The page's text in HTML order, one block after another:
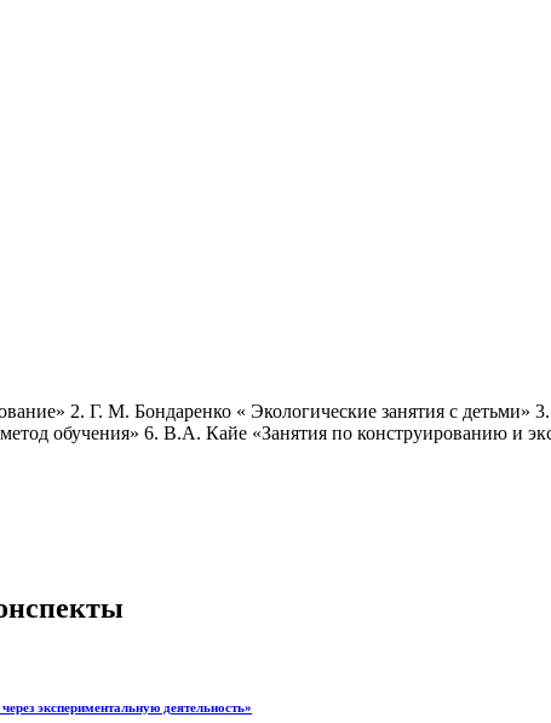
2. Г. М. Бондаренко « Экологические занятия с
обучения» 6. В.А. Кайе «Занятия по конструированию и
экспериментальную деятельность»